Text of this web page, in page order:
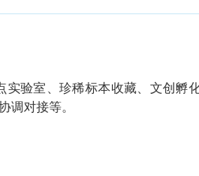
验室、珍稀标本收藏、文创孵
调对接等。